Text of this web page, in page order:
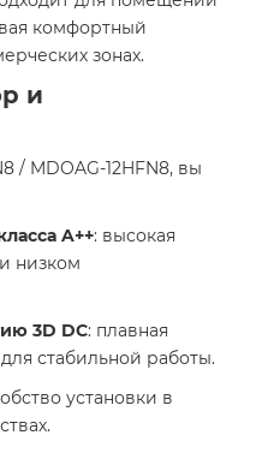
комфортный
зонах.
и
/ MDOAG-12HFN8, вы
A++: высокая
низком
3D DC: плавная
стабильной работы.
установки в